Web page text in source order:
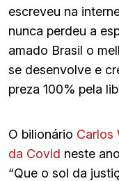
escreveu na
nunca perdeu a
amado Brasil o
se desenvolve e
preza 100% pela
O bilionário Carlos
da Covid neste
“Que o sol da